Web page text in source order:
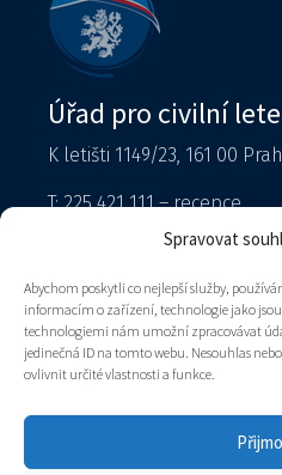
Spravovat
Abychom poskytli co nejlepší služby,
informacím o zařízení, technologie jako
technologiemi nám umožní zpracovávat
jedinečná ID na tomto webu. Nesouhlas
ovlivnit určité vlastnosti a funkce.
Úřad pro civilní
K letišti 1149/23, 161 00
T: 225 421 111 – recepce
podatelna@caa.gov.cz
Datová schránka: v8gaaz5
Úřad